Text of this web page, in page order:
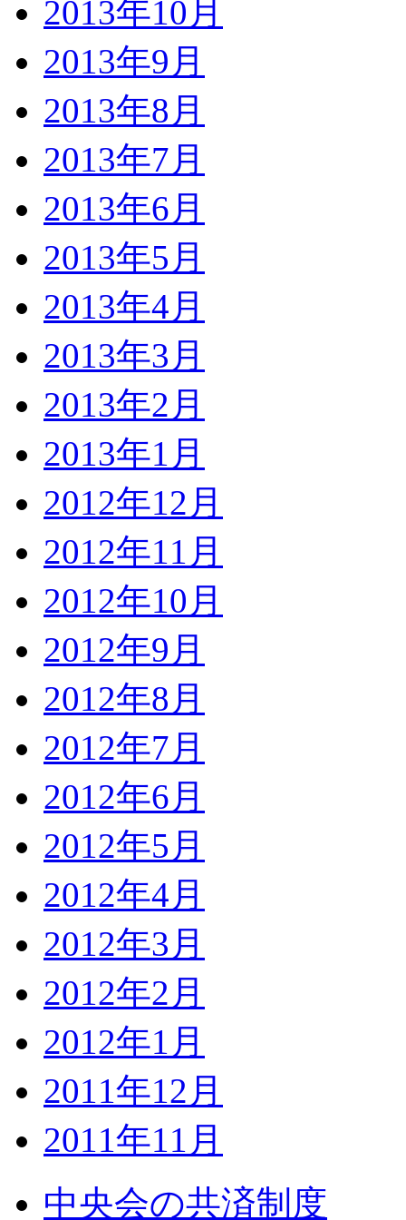
2013年10月
2013年9月
2013年8月
2013年7月
2013年6月
2013年5月
2013年4月
2013年3月
2013年2月
2013年1月
2012年12月
2012年11月
2012年10月
2012年9月
2012年8月
2012年7月
2012年6月
2012年5月
2012年4月
2012年3月
2012年2月
2012年1月
2011年12月
2011年11月
中央会の共済制度